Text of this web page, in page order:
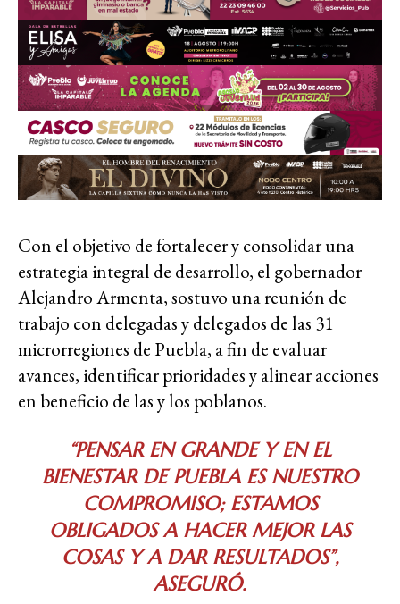
Con el objetivo de fortalecer y consolidar una
estrategia integral de desarrollo, el gobernador
Alejandro Armenta, sostuvo una reunión de
trabajo con delegadas y delegados de las 31
microrregiones de Puebla, a fin de evaluar
avances, identificar prioridades y alinear acciones
en beneficio de las y los poblanos.
“PENSAR EN GRANDE Y EN EL
BIENESTAR DE PUEBLA ES NUESTRO
COMPROMISO; ESTAMOS
OBLIGADOS A HACER MEJOR LAS
COSAS Y A DAR RESULTADOS”,
ASEGURÓ.